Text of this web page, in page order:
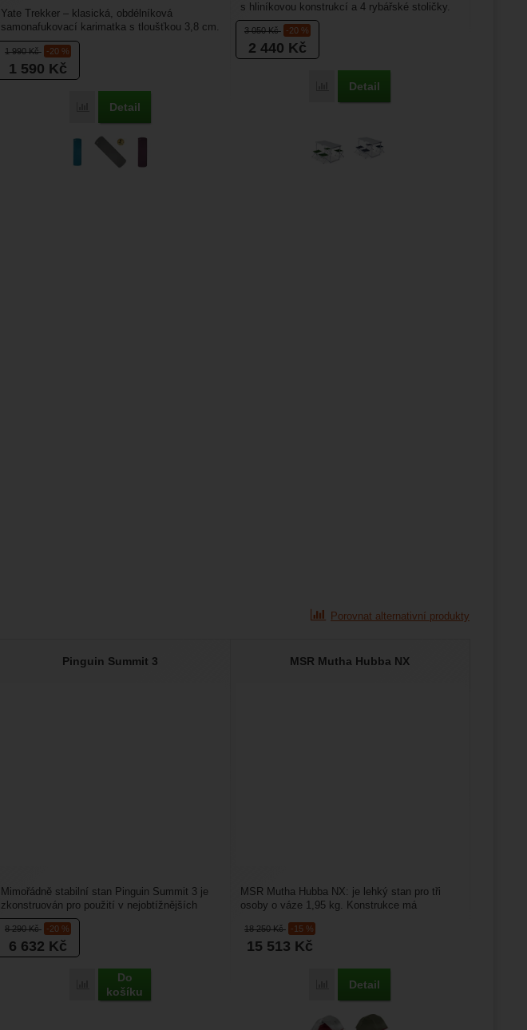
1 990Kč -20 %
1 590 Kč
Porovnat
Detail
Yate Trekker – klasická, obdélníková
samonafukovací karimatka s tloušťkou 3,8 cm.
Je ještě skladná a...
3 050Kč -20 %
2 440 Kč
Porovnat
Detail
s hliníkovou konstrukcí a 4 rybářské stoličky.
Jsou určené pro...
Porovnat alternativní produkty
Pinguin Summit 3
8 290Kč -20 %
6 632 Kč
Porovnat
Do
košíku
Mimořádně stabilní stan Pinguin Summit 3 je
zkonstruován pro použití v nejobtížnějších
expedičních a...
MSR Mutha Hubba NX
18 250Kč -15 %
15 513 Kč
Porovnat
Detail
MSR Mutha Hubba NX: je lehký stan pro tři
osoby o váze 1,95 kg. Konstrukce má